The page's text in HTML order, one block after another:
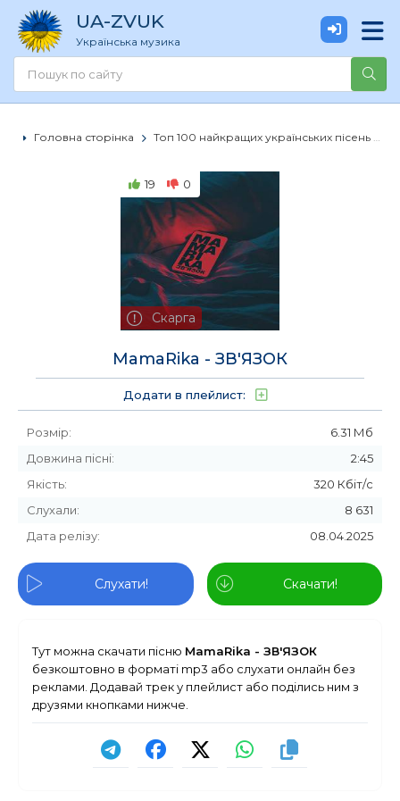
UA-ZVUK
Українська музика
Головна сторінка Топ 100 найкращих українських пісень
19 0
Скарга
MamaRika - ЗВ'ЯЗОК
Додати в плейлист:
Розмір:
6.31 Мб
Довжина пісні:
2:45
Якість:
320 Кбіт/с
Слухали:
8 631
Дата релізу:
08.04.2025
Слухати! Скачати!
Тут можна скачати пісню MamaRika - ЗВ'ЯЗОК
безкоштовно в форматі mp3 або слухати онлайн без
реклами. Додавай трек у плейлист або поділись ним з
друзями кнопками нижче.